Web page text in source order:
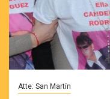
Atte: San Martín